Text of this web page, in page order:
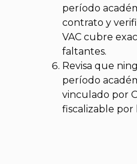
período
contrato y
VAC cubre
faltantes.
Revisa que
período
vinculado por
fiscalizable por